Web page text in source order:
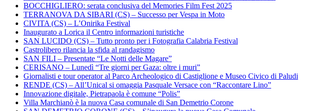
BOCCHIGLIERO: serata conclusiva del Memories Film Fest 2025
TERRANOVA DA SIBARI (CS) – Successo per Vespa in Moto
CIVITA (CS) – L’Onirika Festival
Inaugurato a Lorica il Centro informazioni turistiche
SAN LUCIDO (CS) – Tutto pronto per i Fotografia Calabria Festival
Castrolibero rilancia la sfida al randagismo
SAN FILI – Presentate “Le Notti delle Magare”
CERISANO – Lunedì “Tre giorni per Gaza: oltre i muri”
Giornalisti e tour operator al Parco Archeologico di Castiglione e Museo Civico di Paludi
RENDE (CS) – All’Unical si omaggia Pasquale Versace con “Raccontare Lino”
Innovazione digitale, Pietrapaola è comune “Polis”
Villa Marchianò è la nuova Casa comunale di San Demetrio Corone